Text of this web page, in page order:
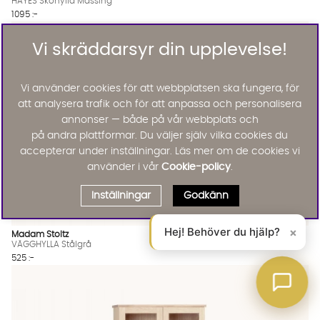
1095 :-
Lägg till
Madam Stoltz
VÄGGHYLLA Stålgrå
525 :-
Lägg
Vi skräddarsyr din upplevelse!
Vi använder cookies för att webbplatsen ska fungera, för
att analysera trafik och för att anpassa och personalisera
annonser — både på vår webbplats och
på andra plattformar. Du väljer själv vilka cookies du
accepterar under inställningar. Läs mer om de cookies vi
använder i vår Cookie-policy.
Inställningar Godkänn
Hej! Behöver du hjälp? ×